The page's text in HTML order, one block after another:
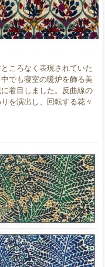
ころなく表現されていた
でも寝室の暖炉を飾る美
着目しました。反曲線の
を演出し、回転する花々